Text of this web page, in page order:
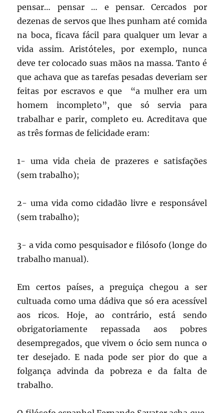
pensar… pensar … e pensar. Cercados por
dezenas de servos que lhes punham até comida
na boca, ficava fácil para qualquer um levar a
vida assim. Aristóteles, por exemplo, nunca
deve ter colocado suas mãos na massa. Tanto é
que achava que as tarefas pesadas deveriam ser
feitas por escravos e que “a mulher era um
homem incompleto”, que só servia para
trabalhar e parir, completo eu. Acreditava que
as três formas de felicidade eram:
1- uma vida cheia de prazeres e satisfações
(sem trabalho);
2- uma vida como cidadão livre e responsável
(sem trabalho);
3- a vida como pesquisador e filósofo (longe do
trabalho manual).
Em certos países, a preguiça chegou a ser
cultuada como uma dádiva que só era acessível
aos ricos. Hoje, ao contrário, está sendo
obrigatoriamente repassada aos pobres
desempregados, que vivem o ócio sem nunca o
ter desejado. E nada pode ser pior do que a
folgança advinda da pobreza e da falta de
trabalho.